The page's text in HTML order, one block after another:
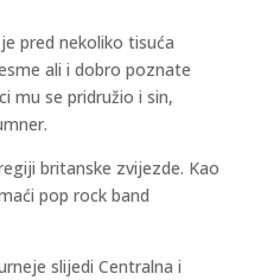
pred nekoliko tisuća
ali i dobro poznate
mu se pridružio i sin,
britanske zvijezde. Kao
pop rock band
slijedi Centralna i